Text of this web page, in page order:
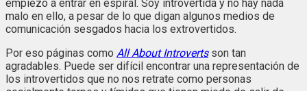
empiezo a entrar en espiral. Soy introvertida y no hay nada
malo en ello, a pesar de lo que digan algunos medios de
comunicación sesgados hacia los extrovertidos.
Por eso páginas como All About Introvertsson tan
agradables. Puede ser difícil encontrar una representación de
los introvertidos que no nos retrate como personas